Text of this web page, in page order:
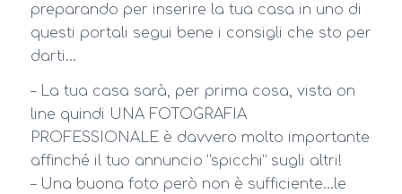
preparando per inserire la tua casa in uno di
questi portali segui bene i consigli che sto per
darti…
– La tua casa sarà, per prima cosa, vista on
line quindi UNA FOTOGRAFIA
PROFESSIONALE è davvero molto importante
affinché il tuo annuncio “spicchi” sugli altri!
– Una buona foto però non è sufficiente…le